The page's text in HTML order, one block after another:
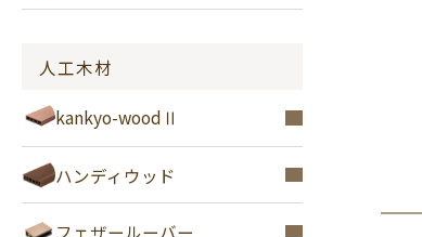
人工木材
kankyo-woodⅡ
ハンディウッド
フェザールーバー